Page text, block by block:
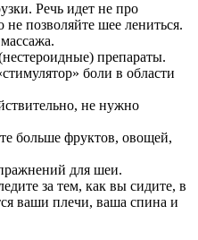
Речь идет не про
не позволяйте шее лениться.
препараты.
боли в области
не нужно
больше фруктов, овощей,
для шеи.
за тем, как вы сидите, в
ваши плечи, ваша спина и